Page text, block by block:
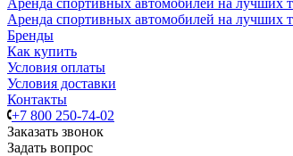
Аренда спортивных автомобилей на лучших
Аренда спортивных автомобилей на лучших
Бренды
Как купить
Условия оплаты
Условия доставки
Контакты
+7 800 250-74-02
Заказать звонок
Задать вопрос